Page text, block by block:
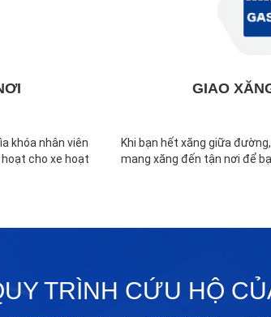
khóa nhân viên
cho xe hoạt
GIAO
Khi bạn hết xăng giữa
mang xăng đến tận nơi để
TRÌNH CỨU HỘ